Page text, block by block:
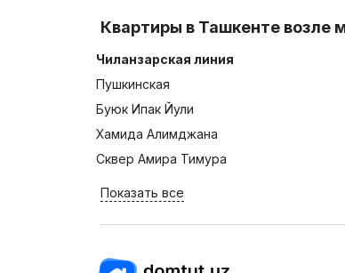
Квартиры в Ташкенте возле
Чиланзарская линия
Пушкинская
Буюк Ипак Йули
Хамида Алимджана
Сквер Амира Тимура
Показать все